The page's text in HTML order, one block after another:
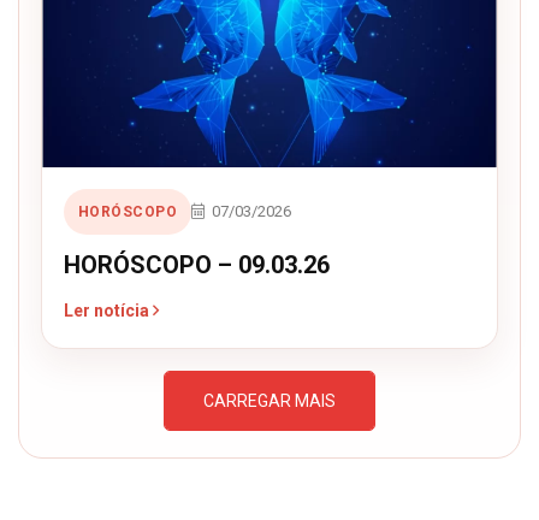
HORÓSCOPO 07/03/2026
HORÓSCOPO – 09.03.26
Ler notícia
CARREGAR MAIS